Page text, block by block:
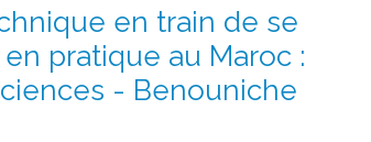
en train de se
pratique au Maroc :
- Benouniche